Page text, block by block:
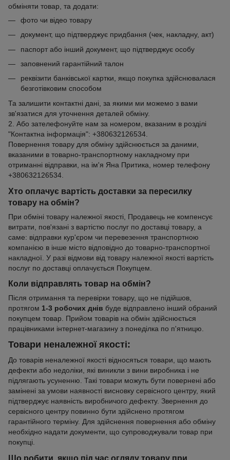
обміняти товар, та додати:
фото чи відео товару
документ, що підтверджує придбання (чек, накладну, акт)
паспорт або інший документ, що підтверджує особу
заповнений гарантійний талон
реквізити банківської картки, якщо покупка здійснювалася
безготівковим способом
Та залишити контактні дані, за якими ми можемо з вами
зв'язатися для уточнення деталей обміну.
2. Або зателефонуйте нам за номером, вказаним в розділі
"Контактна інформація": +380632126534.
Повернення товару для обміну здійснюється за даними,
вказаними в товарно-транспортному накладному при
отриманні відправки, на ім'я Яна Притика, номер телефону
+380632126534.
Хто оплачує вартість доставки за пересилку
товару на обмін?
При обміні товару належної якості, Продавець не компенсує
витрати, пов'язані з вартістю послуг по доставці товару, а
саме: відправки кур'єром чи перевезення транспортною
компанією в інше місто відповідно до товарно-транспортної
накладної. У разі відмови від товару належної якості вартість
послуг по доставці оплачується Покупцем.
Коли відправлять товар на обмін?
Після отримання та перевірки товару, що не підійшов,
протягом 1-3 робочих днів буде відправлено інший обраний
покупцем товар. Прийом товарів на обмін здійснюється
працівниками інтернет-магазину з понеділка по п'ятницю.
Товари неналежної якості:
До товарів неналежної якості відносяться товари, що мають
дефекти або недоліки, які виникли з вини виробника і не
підлягають усуненню. Такі товари можуть бути повернені або
замінені за умови наявності висновку сервісного центру, який
підтверджує наявність виробничого дефекту. Звернення до
сервісного центру повинно бути здійснено протягом
гарантійного терміну. Для здійснення повернення або обміну
необхідно надати документи, що супроводжували товар при
покупці.
Що робити, якщо під час огляду товару при